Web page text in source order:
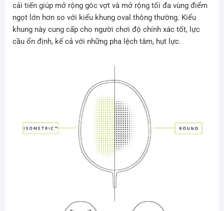
cải tiến giúp mở rộng góc vợt và mở rộng tối đa vùng điểm
ngọt lớn hơn so với kiểu khung oval thông thường. Kiểu
khung này cung cấp cho người chơi độ chính xác tốt, lực
cầu ổn định, kể cả với những pha lệch tâm, hụt lực.